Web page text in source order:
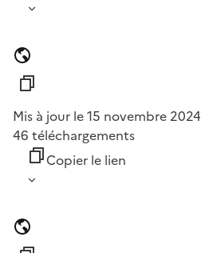
Mis à jour le 15 novembre 2024
46 téléchargements
Copier le lien